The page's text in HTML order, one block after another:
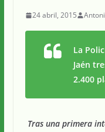
24 abril, 2015
La
Jaén
2.400
Tras una primera